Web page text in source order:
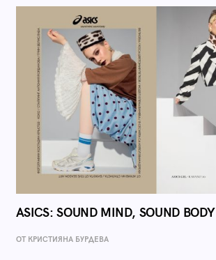
ASICS: SOUND MIND, SOUND BODY
ОТ КРИСТИЯНА БУРДЕВА